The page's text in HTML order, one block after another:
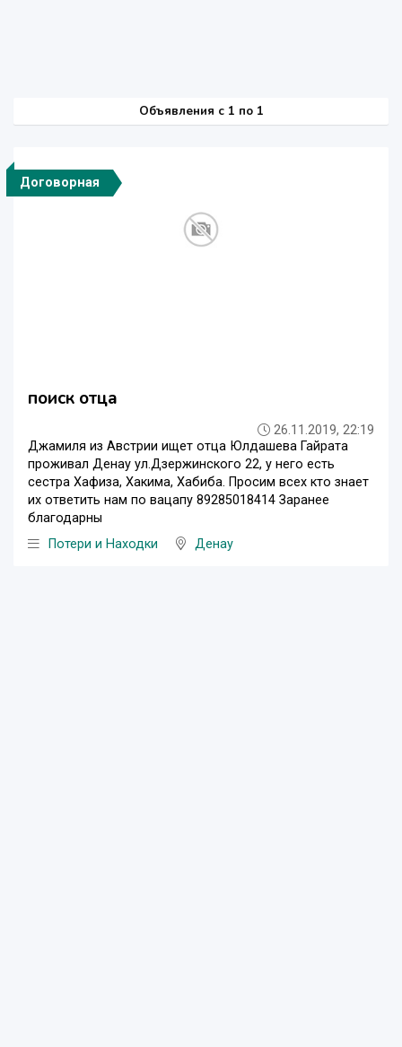
Объявления c 1 по 1
Договорная
поиск отца
26.11.2019, 22:19
Джамиля из Австрии ищет отца Юлдашева Гайрата
проживал Денау ул.Дзержинского 22, у него есть
сестра Хафиза, Хакима, Хабиба. Просим всех кто знает
их ответить нам по вацапу 89285018414 Заранее
благодарны
Потери и Находки
Денау